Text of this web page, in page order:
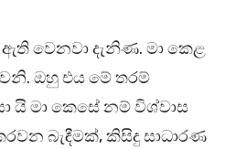
වෙනවා දැනිණ. මා කෙළ
ඔහු එය මේ තරම්
යි මා කෙසේ නම් විශ්වාස
බැඳීමක්, කිසිදු සාධාරණ